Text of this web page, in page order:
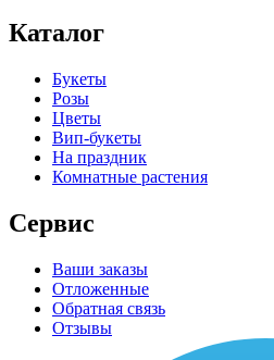
Каталог
Букеты
Розы
Цветы
Вип-букеты
На праздник
Комнатные растения
Сервис
Ваши заказы
Отложенные
Обратная связь
Отзывы